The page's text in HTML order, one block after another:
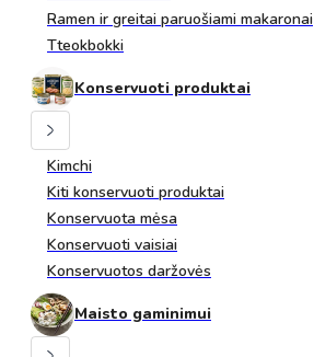
Ramen ir greitai paruošiami makaronai
Tteokbokki
Konservuoti produktai
Kimchi
Kiti konservuoti produktai
Konservuota mėsa
Konservuoti vaisiai
Konservuotos daržovės
Maisto gaminimui